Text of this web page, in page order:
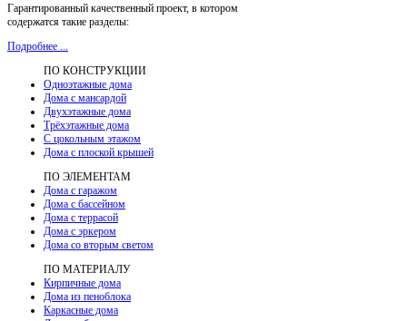
Гарантированный качественный проект, в котором
содержатся такие разделы:
Подробнее ...
ПО КОНСТРУКЦИИ
Одноэтажные дома
Дома с мансардой
Двухэтажные дома
Трёхэтажные дома
С цокольным этажом
Дома с плоской крышей
ПО ЭЛЕМЕНТАМ
Дома с гаражом
Дома с бассейном
Дома с террасой
Дома с эркером
Дома со вторым светом
ПО МАТЕРИАЛУ
Кирпичные дома
Дома из пеноблока
Каркасные дома